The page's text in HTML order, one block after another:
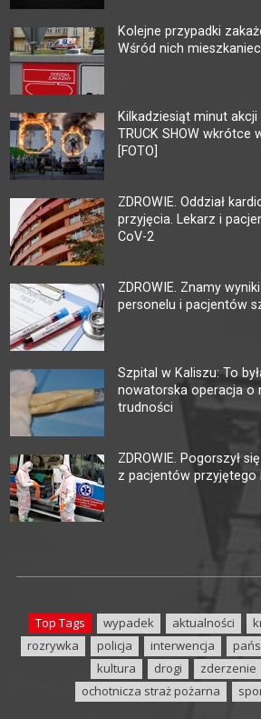
Kolejne przypadki
Wśród nich
Kilkadziesiąt minut akcji
TRUCK SHOW wkrótce
[FOTO]
ZDROWIE. Oddział
przyjęcia. Lekarz i
CoV-2
ZDROWIE. Znamy
personelu i pacjentów
Szpital w Kaliszu: To
nowatorska operacja o
trudności
ZDROWIE. Pogorszył
z pacjentów przyjętego
Top Tags wypadek aktualności
rozrywka
policja interwencja
kultura
drogi zderzenie
ochotnicza straż pożarna